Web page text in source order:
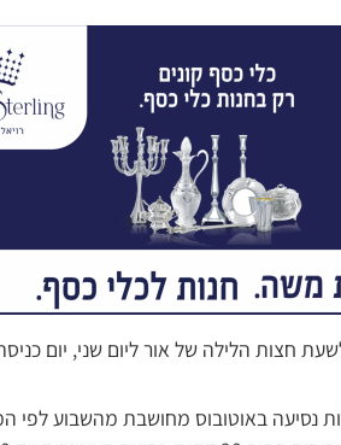
חצות הלילה של אור ליום שני, יום
נסיעה באוטובוס מחושבת מהשבוע לפי